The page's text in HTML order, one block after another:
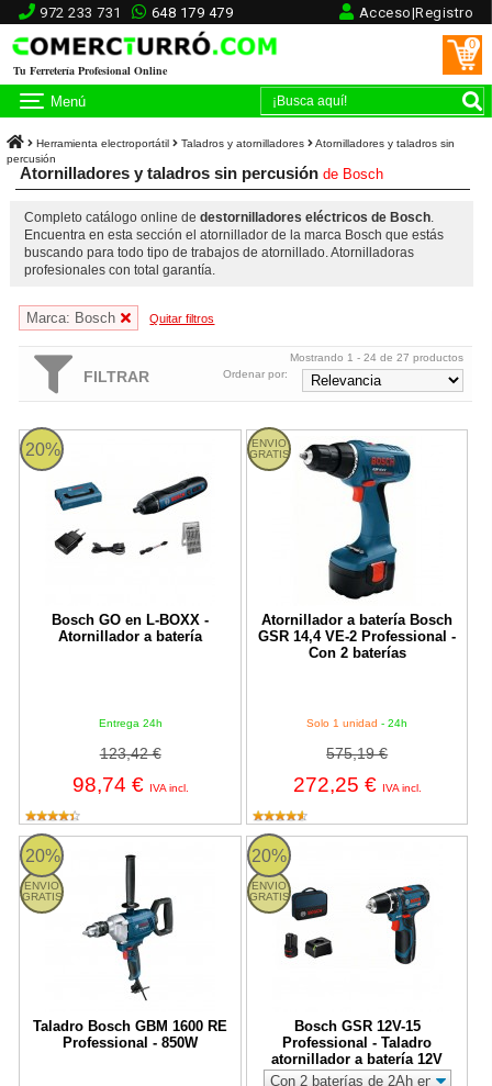
972 233 731 648 179 479 Acceso|Registro
Tu Ferretería Profesional Online
0
Menú
Herramienta electroportátil Taladros y atornilladores
Atornilladores y taladros sin
percusión
Atornilladores y taladros sin percusiónde Bosch
Completo catálogo online de destornilladores eléctricos de Bosch.
Encuentra en esta sección el atornillador de la marca Bosch que estás
buscando para todo tipo de trabajos de atornillado. Atornilladoras
profesionales con total garantía.
Marca: Bosch Quitar filtros
FILTRAR
Mostrando 1 - 24 de 27 productos
Ordenar por:
20%
Bosch GO en L-BOXX -
Atornillador a batería
Entrega 24h
123,42 €
98,74 € IVA incl.
Bosch GO en L-BOXX - Atornillador a batería
ENVIO
GRATIS
Atornillador a batería Bosch
GSR 14,4 VE-2 Professional -
Con 2 baterías
Solo 1 unidad - 24h
575,19 €
272,25 € IVA incl.
Atornillador a batería Bosch
20%
ENVIO
GRATIS
Taladro Bosch GBM 1600 RE
Professional - 850W
Taladro Bosch GBM 1600 RE Professional - 850W
20%
ENVIO
GRATIS
Bosch GSR 12V-15
Professional - Taladro
atornillador a batería 12V
Bosch GSR 12V-15 Professional